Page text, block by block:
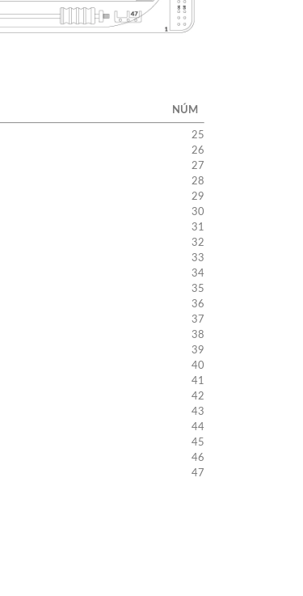
NÚM
25
26
27
28
29
30
31
32
33
34
35
36
37
38
39
40
41
42
43
44
45
46
47